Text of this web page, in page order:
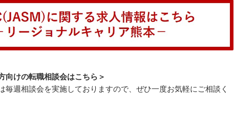
向けの転職相談会はこちら＞
毎週相談会を実施しておりますので、ぜひ一度お気軽にご相談く